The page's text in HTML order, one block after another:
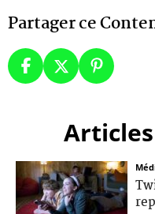
Partager ce
Articles